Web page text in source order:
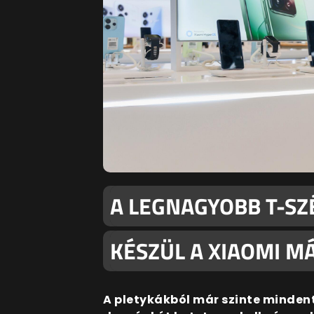
A LEGNAGYOBB T-
KÉSZÜL A XIAOMI
A pletykákból már szinte